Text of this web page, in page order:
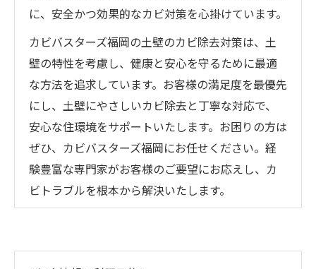
に、安全かつ効果的なカビ対策を心掛けています。
カビバスターズ福岡の土壁のカビ除去対策は、土
壁の特性を考慮し、健康と安心を守るために最適
な方法を追求しています。お客様の満足度を最優先
にし、土壁にやさしいカビ除去と丁寧な対応で、
安心な住環境をサポートいたします。お困りの方は
ぜひ、カビバスターズ福岡にお任せください。経
験豊富な専門家がお客様のご要望にお応えし、カ
ビトラブルを根本から解決いたします。